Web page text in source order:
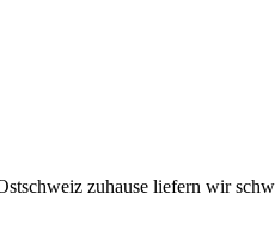
zuhause liefern wir